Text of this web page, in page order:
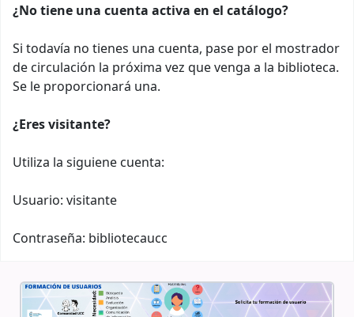
¿No tiene una cuenta activa en el catálogo?
Si todavía no tienes una cuenta, pase por el mostrador
de circulación la próxima vez que venga a la biblioteca.
Se le proporcionará una.
¿Eres visitante?
Utiliza la siguiene cuenta:
Usuario: visitante
Contraseña: bibliotecaucc